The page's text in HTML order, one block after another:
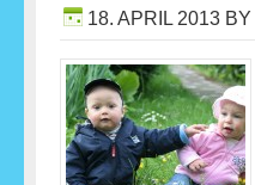
18. APRIL 2013 BY